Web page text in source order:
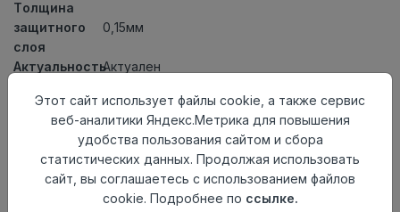
Толщина
защитного
слоя
0,15мм
АктуальностьАктуален
Размер
доски
1200x180мм
Теплый пол
до +27 градусов
Способ
укладки
Замковый метод
Без фаски
Этот сайт использует файлы cookie, а также сервис
веб-аналитики Яндекс.Метрика для повышения
удобства пользования сайтом и сбора
статистических данных. Продолжая использовать
сайт, вы соглашаетесь с использованием файлов
cookie. Подробнее по ссылке.